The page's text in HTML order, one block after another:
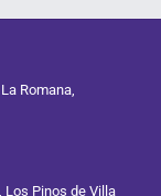
Romana,
Los Pinos de Villa